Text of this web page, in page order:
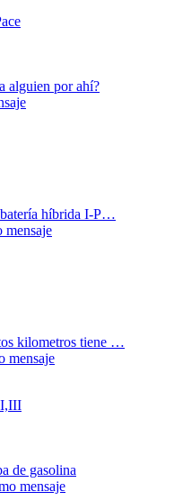
alguien por ahí?
híbrida I-P…
mensaje
kilometros tiene …
mensaje
de gasolina
mensaje